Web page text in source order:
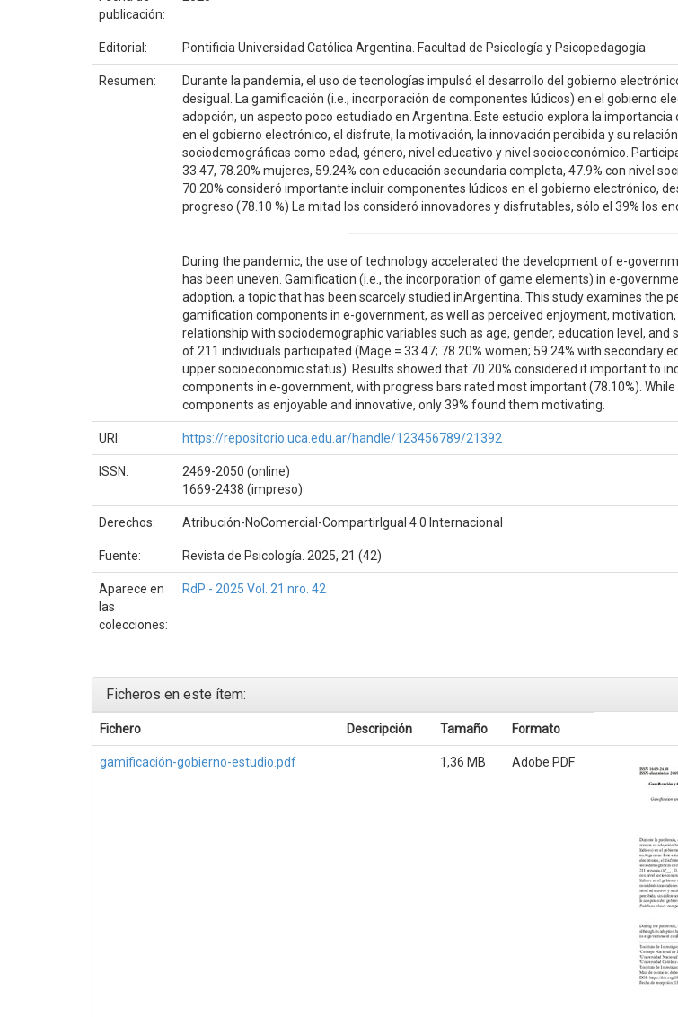
publicación:
Editorial: Pontificia Universidad Católica Argentina. Facultad de Psicología y Psicopedagogía
Resumen:
Durante la pandemia, el uso de tecnologías impulsó el desarrollo del gobierno
desigual. La gamificación (i.e., incorporación de componentes lúdicos) en el gobierno
adopción, un aspecto poco estudiado en Argentina. Este estudio explora la importancia
en el gobierno electrónico, el disfrute, la motivación, la innovación percibida y su
sociodemográficas como edad, género, nivel educativo y nivel socioeconómico.
33.47, 78.20% mujeres, 59.24% con educación secundaria completa, 47.9% con nivel
70.20% consideró importante incluir componentes lúdicos en el gobierno electrónico,
progreso (78.10 %) La mitad los consideró innovadores y disfrutables, sólo el 39% los
During the pandemic, the use of technology accelerated the development of e-
has been uneven. Gamification (i.e., the incorporation of game elements) in e-
adoption, a topic that has been scarcely studied inArgentina. This study examines the
gamification components in e-government, as well as perceived enjoyment,
relationship with sociodemographic variables such as age, gender, education level, and
of 211 individuals participated (Mage = 33.47; 78.20% women; 59.24% with secondary
upper socioeconomic status). Results showed that 70.20% considered it important to
components in e-government, with progress bars rated most important (78.10%).
components as enjoyable and innovative, only 39% found them motivating.
URI: https://repositorio.uca.edu.ar/handle/123456789/21392
ISSN:
2469-2050 (online)
1669-2438 (impreso)
Derechos: Atribución-NoComercial-CompartirIgual 4.0 Internacional
Fuente: Revista de Psicología. 2025, 21 (42)
Aparece en
las
colecciones:
RdP - 2025 Vol. 21 nro. 42
Ficheros en este ítem:
Fichero Descripción Tamaño Formato
gamificación-gobierno-estudio.pdf 1,36 MB Adobe PDF